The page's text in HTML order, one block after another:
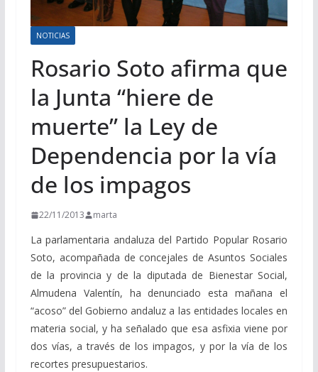
NOTICIAS
Rosario Soto afirma que
la Junta “hiere de
muerte” la Ley de
Dependencia por la vía
de los impagos
22/11/2013 marta
La parlamentaria andaluza del Partido Popular Rosario
Soto, acompañada de concejales de Asuntos Sociales
de la provincia y de la diputada de Bienestar Social,
Almudena Valentín, ha denunciado esta mañana el
“acoso” del Gobierno andaluz a las entidades locales en
materia social, y ha señalado que esa asfixia viene por
dos vías, a través de los impagos, y por la vía de los
recortes presupuestarios.